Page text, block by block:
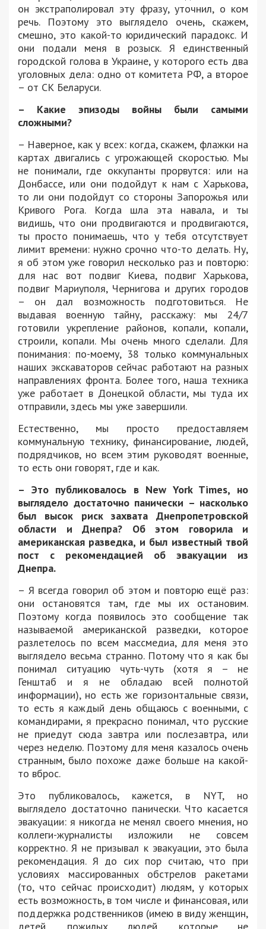
он экстраполировал эту фразу, уточнил, о ком
речь. Поэтому это выглядело очень, скажем,
смешно, это какой-то юридический парадокс. И
они подали меня в розыск. Я единственный
городской голова в Украине, у которого есть два
уголовных дела: одно от комитета РФ, а второе
– от СК Беларуси.
– Какие эпизоды войны были самыми
сложными?
– Наверное, как у всех: когда, скажем, флажки на
картах двигались с угрожающей скоростью. Мы
не понимали, где оккупанты прорвутся: или на
Донбассе, или они подойдут к нам с Харькова,
то ли они подойдут со стороны Запорожья или
Кривого Рога. Когда шла эта навала, и ты
видишь, что они продвигаются и продвигаются,
ты просто понимаешь, что у тебя отсутствует
лимит времени: нужно срочно что-то делать. Ну,
я об этом уже говорил несколько раз и повторю:
для нас вот подвиг Киева, подвиг Харькова,
подвиг Мариуполя, Чернигова и других городов
– он дал возможность подготовиться. Не
выдавая военную тайну, расскажу: мы 24/7
готовили укрепление районов, копали, копали,
строили, копали. Мы очень много сделали. Для
понимания: по-моему, 38 только коммунальных
наших экскаваторов сейчас работают на разных
направлениях фронта. Более того, наша техника
уже работает в Донецкой области, мы туда их
отправили, здесь мы уже завершили.
Естественно, мы просто предоставляем
коммунальную технику, финансирование, людей,
подрядчиков, но всем этим руководят военные,
то есть они говорят, где и как.
– Это публиковалось в New York Times, но
выглядело достаточно панически – насколько
был высок риск захвата Днепропетровской
области и Днепра? Об этом говорила и
американская разведка, и был известный твой
пост с рекомендацией об эвакуации из
Днепра.
– Я всегда говорил об этом и повторю ещё раз:
они остановятся там, где мы их остановим.
Поэтому когда появилось это сообщение так
называемой американской разведки, которое
разлетелось по всем массмедиа, для меня это
выглядело весьма странно. Потому что я как бы
понимал ситуацию чуть-чуть (хотя я – не
Генштаб и я не обладаю всей полнотой
информации), но есть же горизонтальные связи,
то есть я каждый день общаюсь с военными, с
командирами, я прекрасно понимал, что русские
не приедут сюда завтра или послезавтра, или
через неделю. Поэтому для меня казалось очень
странным, было похоже даже больше на какой-
то вброс.
Это публиковалось, кажется, в NYT, но
выглядело достаточно панически. Что касается
эвакуации: я никогда не менял своего мнения, но
коллеги-журналисты изложили не совсем
корректно. Я не призывал к эвакуации, это была
рекомендация. Я до сих пор считаю, что при
условиях массированных обстрелов ракетами
(то, что сейчас происходит) людям, у которых
есть возможность, в том числе и финансовая, или
поддержка родственников (имею в виду женщин,